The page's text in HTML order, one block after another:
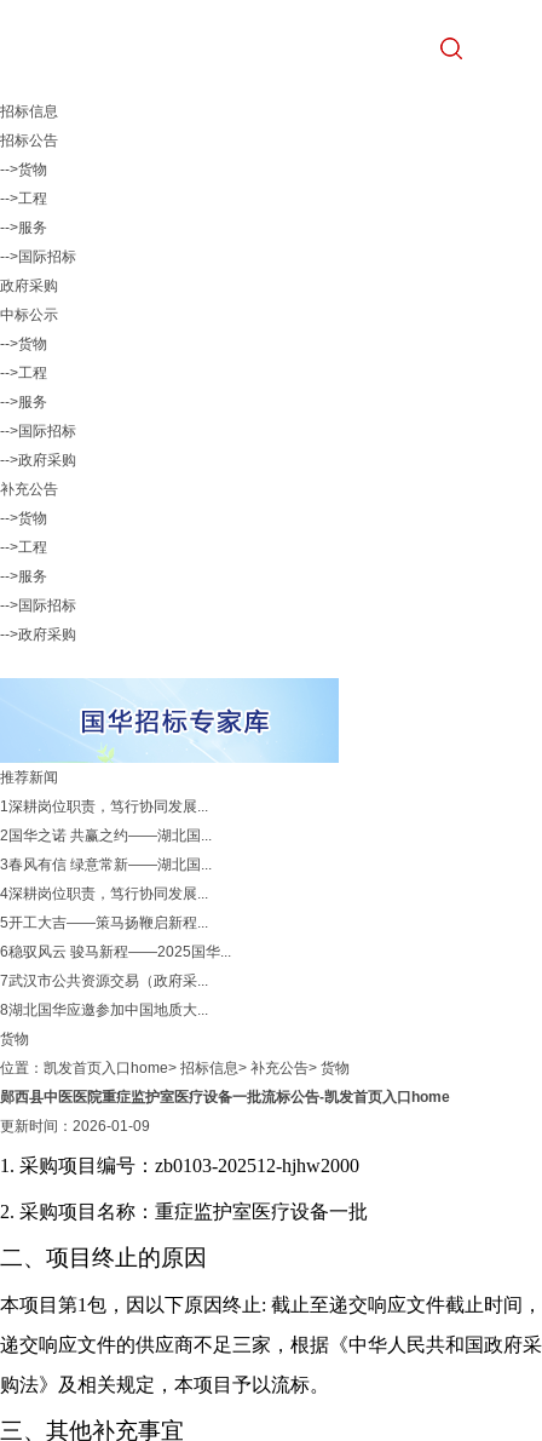
招标信息
招标公告
-->货物
-->工程
-->服务
-->国际招标
政府采购
中标公示
-->货物
-->工程
-->服务
-->国际招标
-->政府采购
补充公告
-->货物
-->工程
-->服务
-->国际招标
-->政府采购
推荐新闻
1深耕岗位职责，笃行协同发展...
2 国华之诺 共赢之约——湖北国...
3春风有信 绿意常新——湖北国...
4深耕岗位职责，笃行协同发展...
5开工大吉——策马扬鞭启新程...
6稳驭风云 骏马新程——2025国华...
7武汉市公共资源交易（政府采...
8湖北国华应邀参加中国地质大...
货物
位置： 凯发首页入口home> 招标信息> 补充公告> 货物
郧西县中医医院重症监护室医疗设备一批流标公告-凯发首页入口home
更新时间：2026-01-09
1. 采购项目编号：zb0103-202512-hjhw2000
2. 采购项目名称：重症监护室医疗设备一批
二、项目终止的原因
本项目第1包，因以下原因终止: 截止至递交响应文件截止时间，
递交响应文件的供应商不足三家，根据《中华人民共和国政府采
购法》及相关规定，本项目予以流标。
三、其他补充事宜